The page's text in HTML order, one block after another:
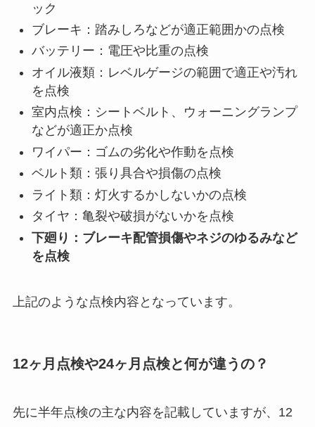
ック
ブレーキ：踏みしろなどが適正範囲かの点検
バッテリー：電圧や比重の点検
オイル液類：レベルゲージの範囲で適正や汚れ
を点検
室内点検：シートベルト、ウォーニングランプ
などが適正か点検
ワイパー：ゴムの劣化や作動を点検
ベルト類：張り具合や損傷の点検
ライト類：灯火するかしないかの点検
タイヤ：亀裂や破損がないかを点検
下廻り：ブレーキ配管損傷やネジのゆるみなど
を点検
上記のような点検内容となっています。
12ヶ月点検や24ヶ月点検と何が違うの？
先に半年点検の主な内容を記載していますが、12